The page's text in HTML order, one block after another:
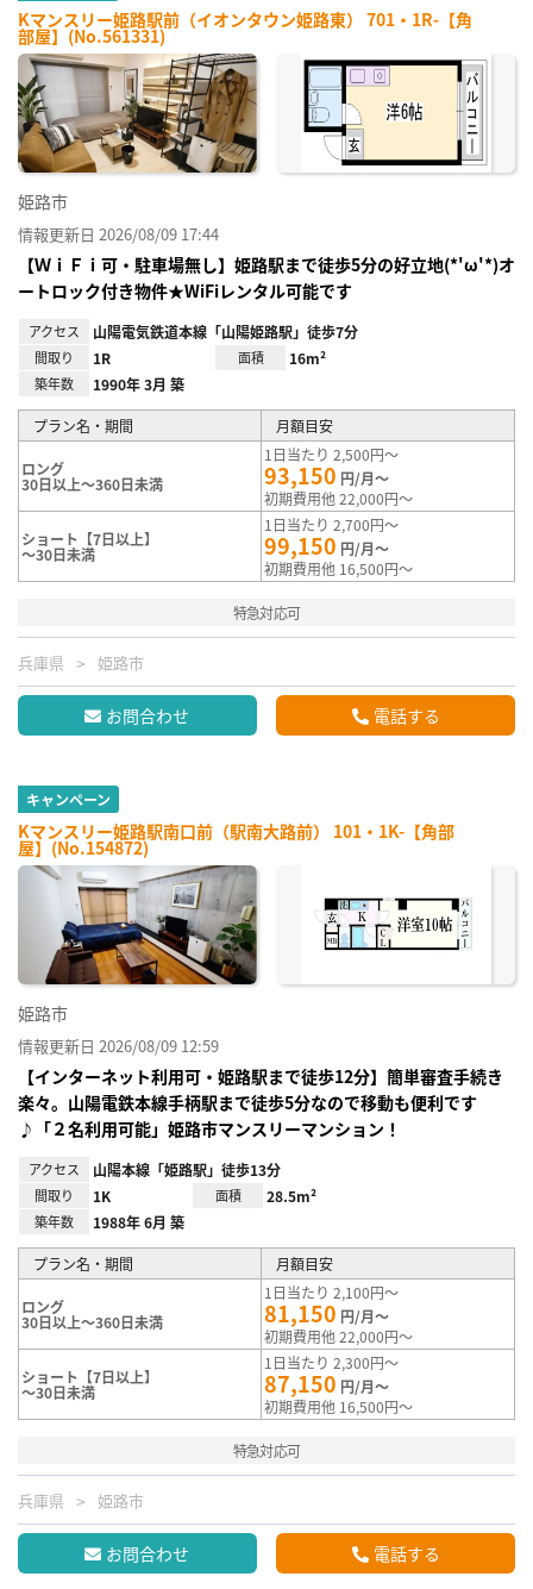
Kマンスリー姫路駅前（イオンタウン姫路東） 701・1R-【角
部屋】(No.561331)
姫路市
情報更新日 2026/08/09 17:44
【ＷｉＦｉ可・駐車場無し】姫路駅まで徒歩5分の好立地(*'ω'*)オ
ートロック付き物件★WiFiレンタル可能です
アクセス 山陽電気鉄道本線「山陽姫路駅」徒歩7分
間取り 1R 面積 16m²
築年数 1990年 3月 築
プラン名・期間 月額目安
ロング
30日以上～360日未満
1日当たり 2,500円～
93,150 円/月～
初期費用他 22,000円～
ショート【7日以上】
～30日未満
1日当たり 2,700円～
99,150 円/月～
初期費用他 16,500円～
特急対応可
兵庫県 姫路市
お問合わせ 電話する
キャンペーン
Kマンスリー姫路駅南口前（駅南大路前） 101・1K-【角部
屋】(No.154872)
姫路市
情報更新日 2026/08/09 12:59
【インターネット利用可・姫路駅まで徒歩12分】簡単審査手続き
楽々。山陽電鉄本線手柄駅まで徒歩5分なので移動も便利です
♪「２名利用可能」姫路市マンスリーマンション！
アクセス 山陽本線「姫路駅」徒歩13分
間取り 1K 面積 28.5m²
築年数 1988年 6月 築
プラン名・期間 月額目安
ロング
30日以上～360日未満
1日当たり 2,100円～
81,150 円/月～
初期費用他 22,000円～
ショート【7日以上】
～30日未満
1日当たり 2,300円～
87,150 円/月～
初期費用他 16,500円～
特急対応可
兵庫県 姫路市
お問合わせ 電話する